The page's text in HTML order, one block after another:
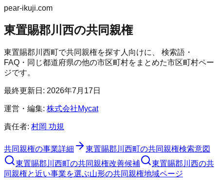
pear-ikuji.com
東置賜郡川西の共同親権
東置賜郡川西町で共同親権を探す人向けに、 検索語・
FAQ・同じ都道府県の他の市区町村をまとめた市区町村ペー
ジです。
最終更新日: 2026年7月17日
運営・編集: 株式会社Mycat
責任者: 村岡 功規
共同親権の事業詳細 東置賜郡川西町の共同親権検索意図
東置賜郡川西町の共同親権改善候補
東置賜郡川西の共
同親権と近い事業を選ぶ山形の共同親権地域ページ